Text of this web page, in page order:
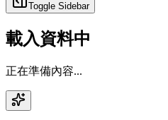
Toggle Sidebar
載入資料中
正在準備內容...